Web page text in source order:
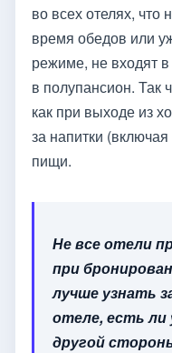
во всех отелях, что
время обедов или
режиме, не входят
в полупансион. Так
как при выходе из
за напитки
пищи.
Не все отели
при
лучше узнать
отеле, есть ли
другой